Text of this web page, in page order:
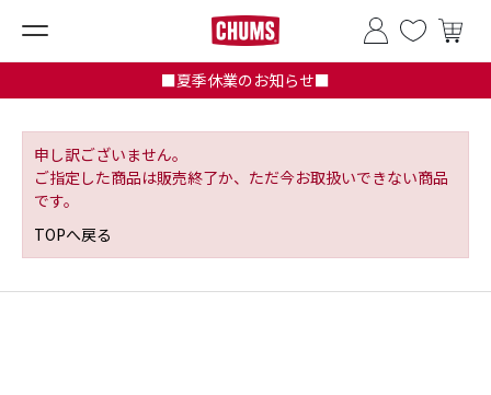
■夏季休業のお知らせ■
申し訳ございません。
ご指定した商品は販売終了か、ただ今お取扱いできない商品
です。
TOPへ戻る